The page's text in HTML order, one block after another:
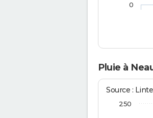
0
Pluie à
Source :
250